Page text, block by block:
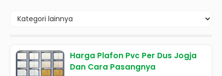
Harga Plafon Pvc Per Dus Jogja
Dan Cara Pasangnya